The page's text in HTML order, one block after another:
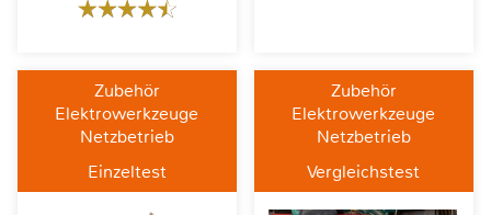
Zubehör
Elektrowerkzeuge
Netzbetrieb
Einzeltest
Zubehör
Elektrowerkzeuge
Netzbetrieb
Vergleichstest